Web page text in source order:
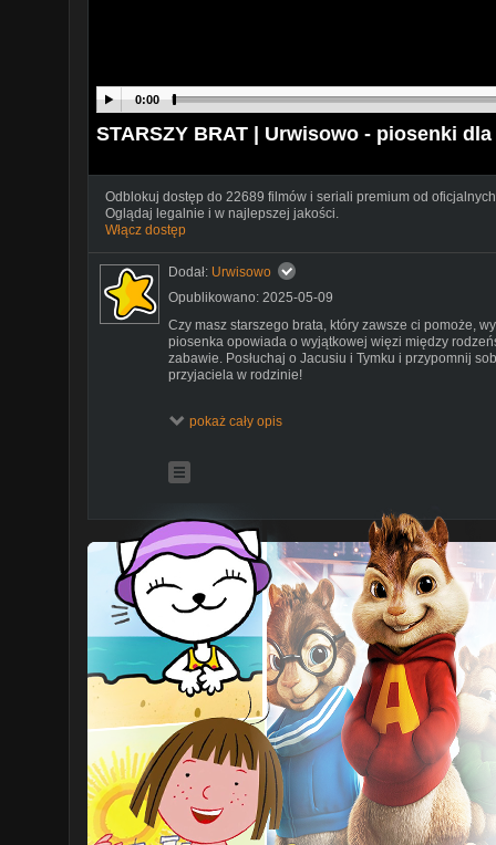
0:00
STARSZY BRAT | Urwisowo - piosenki
Odblokuj dostęp do 22689 filmów i seriali premium od
Oglądaj legalnie i w najlepszej jakości.
Włącz dostęp
Dodał: Urwisowo
Opublikowano: 2025-05-09
Czy masz starszego brata, który zawsze ci pomoże,
piosenka opowiada o wyjątkowej więzi między
zabawie. Posłuchaj o Jacusiu i Tymku i przypomnij
przyjaciela w rodzinie!
FACEBOOK
POSŁUCHAJ NA STREAMINGU
https://www.youtube.com/
https://www.youtube.com/
https://www.youtube.com/
https://www.youtube.com/
https://www.youtube.com/
https://www.youtube.com/
https://www.youtube.com/
https://www.youtube.com/
STARSZY BRAT
Brat, starszy brat
Moje serce dawno skradł
W kłopotach mnie uratuje
Zawsze się mną opiekuje
Jacuś boi się ciemności
Czy pod łóżkiem potwór gości?
Wnet przy Tymku strach już znika
pokaż cały opis